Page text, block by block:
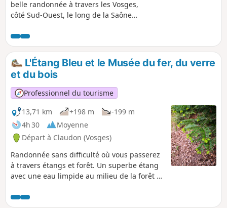
belle randonnée à travers les Vosges,
côté Sud-Ouest, le long de la Saône
l'Ourche, un affluent de la Saône. Un
bon parcours avec plusieurs aires pour
s’arrêter.L'Étang Bleu et le Musée du fer, du verre
et du bois
Professionnel du tourisme
13,71 km
+198 m
-199 m
4h 30
Moyenne
Départ à Claudon (Vosges)
Randonnée sans difficulté où vous passerez
à travers étangs et forêt. Un superbe étang
avec une eau limpide au milieu de la forêt à
Résidence de Clairey pour y découvrir le